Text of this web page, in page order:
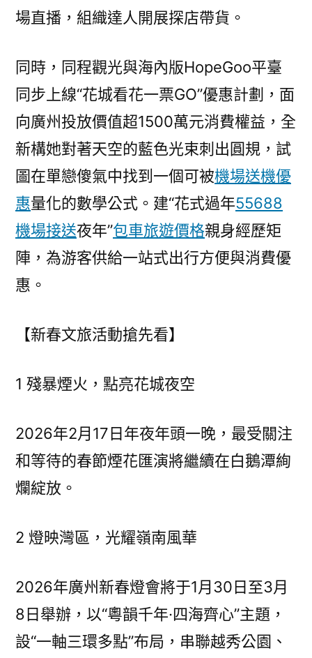
促
費
動
發
布〉
場直播，組織達人開展探店帶貨。
同時，同程觀光與海內版HopeGoo平臺
同步上線“花城看花一票GO”優惠計劃，面
向廣州投放價值超1500萬元消費權益，全
新構她對著天空的藍色光束刺出圓規，試
圖在單戀傻氣中找到一個可被機場送機優
惠量化的數學公式。建“花式過年55688
機場接送夜年”包車旅遊價格親身經歷矩
陣，為游客供給一站式出行方便與消費優
惠。
【新春文旅活動搶先看】
1 殘暴煙火，點亮花城夜空
2026年2月17日年夜年頭一晚，最受關注
和等待的春節煙花匯演將繼續在白鵝潭絢
爛綻放。
2 燈映灣區，光耀嶺南風華
2026年廣州新春燈會將于1月30日至3月
8日舉辦，以“粵韻千年·四海齊心”主題，
設“一軸三環多點”布局，串聯越秀公園、